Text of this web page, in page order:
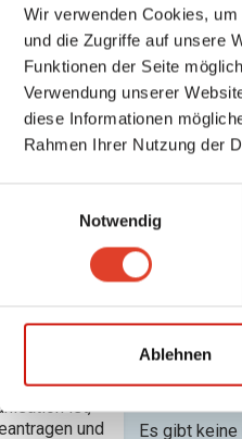
Wir verwenden Cookies,
und die Zugriffe auf unsere
Funktionen der Seite
Verwendung unserer
diese Informationen
Rahmen Ihrer Nutzung der
Notwendig
Ablehnen
ist,
und
Kategorie:
Rechtsform:
Gegründet:
Adresse:
Telefon:
Beschreibung:
Es gibt keine